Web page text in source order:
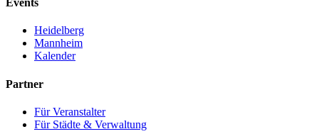
Events
Heidelberg
Mannheim
Kalender
Partner
Für Veranstalter
Für Städte & Verwaltung